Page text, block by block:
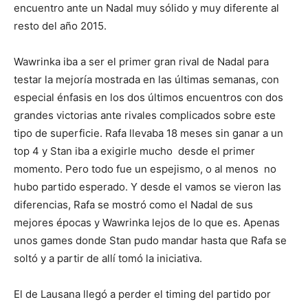
encuentro ante un Nadal muy sólido y muy diferente al
resto del año 2015.
Wawrinka iba a ser el primer gran rival de Nadal para
testar la mejoría mostrada en las últimas semanas, con
especial énfasis en los dos últimos encuentros con dos
grandes victorias ante rivales complicados sobre este
tipo de superficie. Rafa llevaba 18 meses sin ganar a un
top 4 y Stan iba a exigirle mucho desde el primer
momento. Pero todo fue un espejismo, o al menos no
hubo partido esperado. Y desde el vamos se vieron las
diferencias, Rafa se mostró como el Nadal de sus
mejores épocas y Wawrinka lejos de lo que es. Apenas
unos games donde Stan pudo mandar hasta que Rafa se
soltó y a partir de allí tomó la iniciativa.
El de Lausana llegó a perder el timing del partido por